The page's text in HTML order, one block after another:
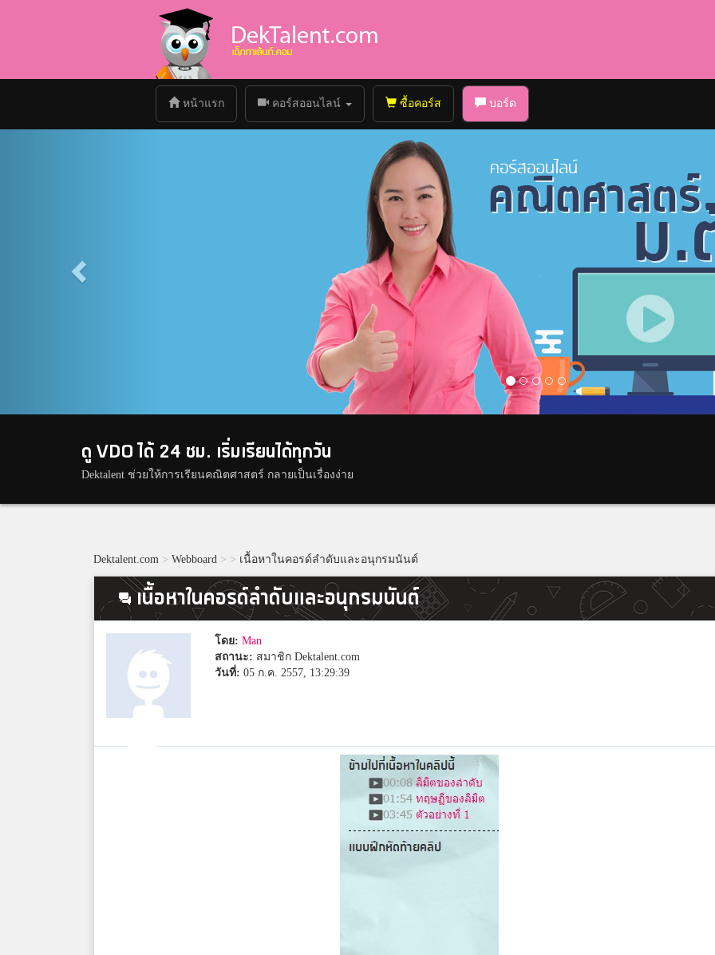
หน้าแรก(current) คอร์สออนไลน์ ซื้อคอร์ส บอร์ด
ดู VDO ได้ 24 ชม. เริ่มเรียนได้ทุกวัน
Dektalent ช่วยให้การเรียนคณิตศาสตร์ กลายเป็นเรื่องง่าย
Dektalent.com > Webboard > > เนื้อหาในคอรด์ลำดับและอนุกรมนันต์
เนื้อหาในคอรด์ลำดับและอนุกรมนันต์
โดย: Man
สถานะ: สมาชิก Dektalent.com
วันที่: 05 ก.ค. 2557, 13:29:39